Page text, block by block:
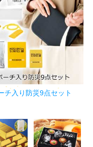
チ入り防災9点セット